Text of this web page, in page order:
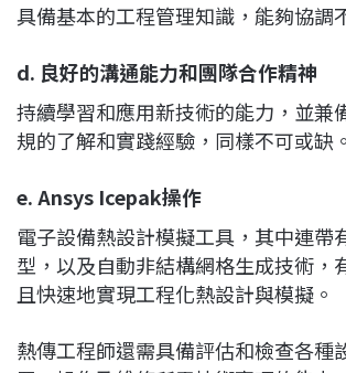
具備基本的工程管理知識，能夠協調
d. 良好的溝通能力和團隊合作精神
持續學習和應用新技術的能力，並兼
規的了解和實踐經驗，同樣不可或缺。
e. Ansys Icepak操作
電子設備熱設計模擬工具，其中連帶
型，以及自動非結構網格生成技術，
且快速地實現工程化熱設計與模擬。
熱傳工程師還需具備評估和檢查各種